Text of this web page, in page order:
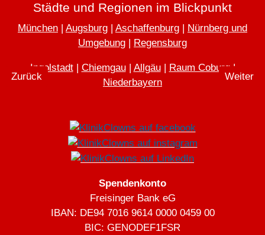
Vorheriger Beitrag: Dr. Liesel Radiesel alias Lucia
Zurück Weiter
Städte und Regionen im Blickpunkt
München | Augsburg | Aschaffenburg | Nürnberg und
Umgebung | Regensburg
Ingolstadt| Chiemgau| Allgäu| Raum Coburg|
Niederbayern
Spendenkonto
Freisinger Bank eG
IBAN: DE94 7016 9614 0000 0459 00
BIC: GENODEF1FSR